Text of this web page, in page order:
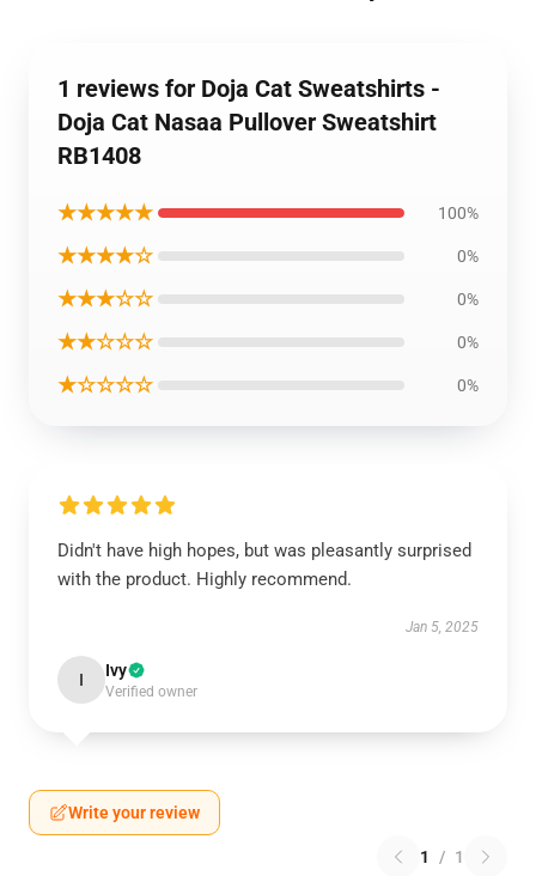
1 reviews for Doja Cat Sweatshirts -
Doja Cat Nasaa Pullover Sweatshirt
RB1408
★★★★★ 100%
★★★★☆ 0%
★★★☆☆ 0%
★★☆☆☆ 0%
★☆☆☆☆ 0%
Didn't have high hopes, but was pleasantly surprised
with the product. Highly recommend.
Jan 5, 2025
I Ivy
Verified owner
Write your review
1 / 1